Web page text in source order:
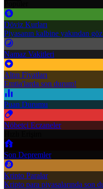
Döviz Kurları
Piyasanın kalbine yakından göz
Namaz Vakitleri
Altın Fiyatları
Emtia'larda son durum!
Puan Durumu
Nöbetçi Eczaneler
Son Depremler
Kripto Paralar
Kripto para piyasalarında son